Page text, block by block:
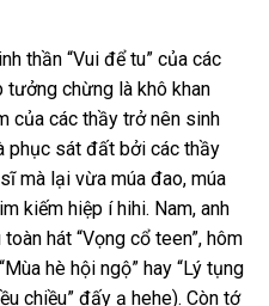
thần “Vui để tu” của các
tưởng chừng là khô khan
của các thầy trở nên sinh
phục sát đất bởi các thầy
mà lại vừa múa đao, múa
kiếm hiệp í hihi. Nam, anh
hát “Vọng cổ teen”, hôm
hè hội ngộ” hay “Lý tụng
chiều” đấy ạ hehe). Còn tớ